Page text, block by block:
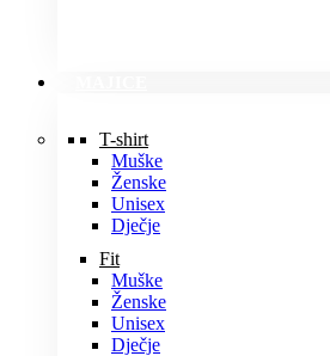
T-shirt
Muške
Ženske
Unisex
Dječje
Fit
Muške
Ženske
Unisex
Dječje